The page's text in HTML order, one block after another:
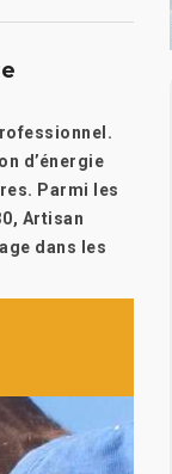
d’énergie
Parmi les
Artisan
dans les